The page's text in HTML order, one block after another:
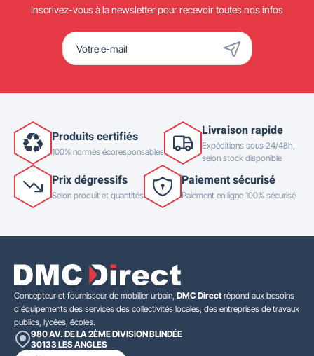
Inscrivez-vous à la newsletter pour recevoir toutes nos infos
Produits certifiés
100% normés écoresponsables
Livraison rapide
Expéditions sous 24/48h,
selon stock disponible
Prix dégressifs
Selon produit et quantités
Paiement sécurisé
Paiement en ligne 100% sécurisé
Concepteur et fournisseur de mobilier urbain, DMC Direct répond aux besoins
d'équipements des services des collectivités locales, des entreprises de travaux
publics, lycées, écoles.
980 AV. DE LA 2ÈME DIVISION BLINDÉE
30133 LES ANGLES